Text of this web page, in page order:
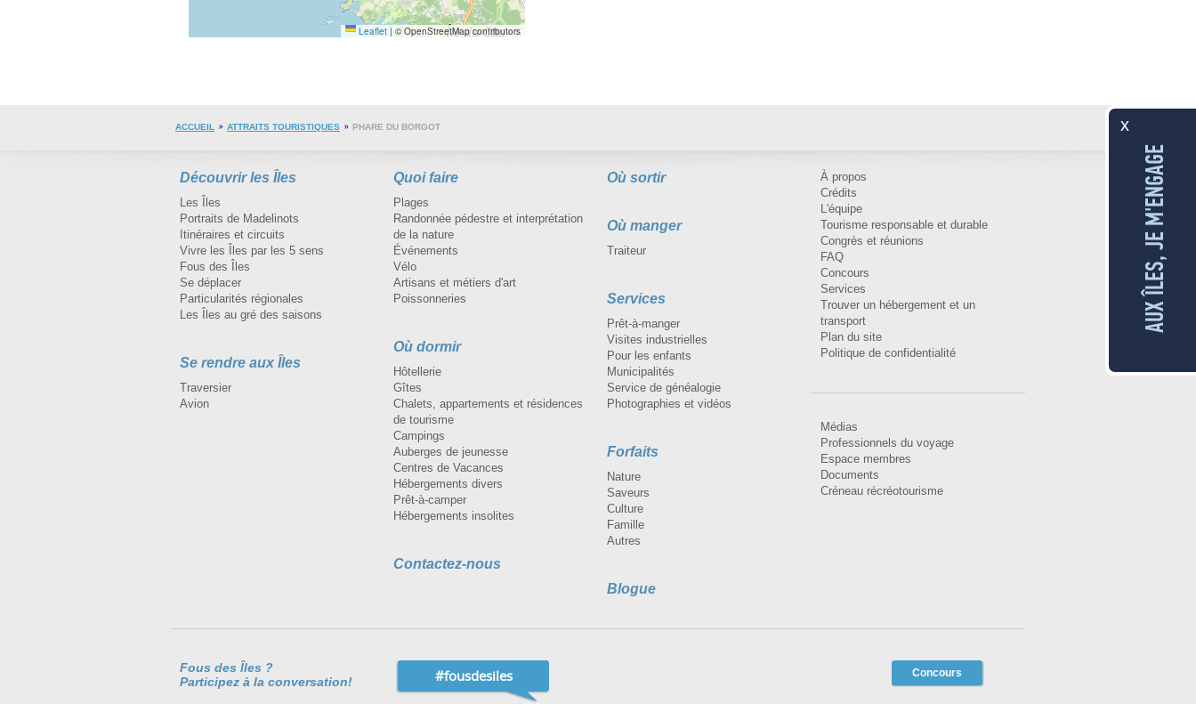
Leaflet | © OpenStreetMap contributors
ACCUEIL ATTRAITS TOURISTIQUES PHARE DU BORGOT
Découvrir les Îles
Les Îles
Portraits de Madelinots
Itinéraires et circuits
Vivre les Îles par les 5 sens
Fous des Îles
Se déplacer
Particularités régionales
Les Îles au gré des saisons
Se rendre aux Îles
Traversier
Avion
Quoi faire
Plages
Randonnée pédestre et interprétation
de la nature
Événements
Vélo
Artisans et métiers d'art
Poissonneries
Où dormir
Hôtellerie
Gîtes
Chalets, appartements et résidences
de tourisme
Campings
Auberges de jeunesse
Centres de Vacances
Hébergements divers
Prêt-à-camper
Hébergements insolites
Contactez-nous
Où sortir
Où manger
Traiteur
Services
Prêt-à-manger
Visites industrielles
Pour les enfants
Municipalités
Service de généalogie
Photographies et vidéos
Forfaits
Nature
Saveurs
Culture
Famille
Autres
Blogue
À propos
Crédits
L'équipe
Tourisme responsable et durable
Congrès et réunions
FAQ
Concours
Services
Trouver un hébergement et un
transport
Plan du site
Politique de confidentialité
Médias
Professionnels du voyage
Espace membres
Documents
Créneau récréotourisme
Fous des Îles ?
Participez à la conversation!
#fousdesiles Concours
x
AUX ÎLES, JE M'ENGAGE